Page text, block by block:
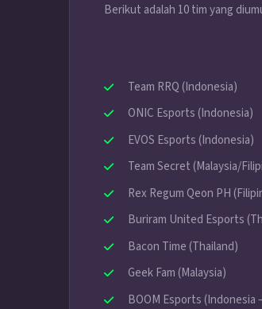
Berikut adalah 10 tim yang
Team RRQ (Indonesia)
ONIC Esports (Indonesia)
EVOS Esports (Indonesia)
Team Secret (Malaysia/
Rex Regum Qeon PH
Buriram United Esports
Bacon Time (Thailand)
Geek Fam (Malaysia)
BOOM Esports (Indonesia